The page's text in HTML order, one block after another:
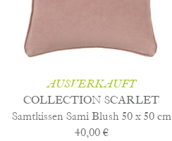
AUSVERKAUFT
COLLECTION SCARLET
Samtkissen Sami Blush 50 x 50 cm
40,00 €